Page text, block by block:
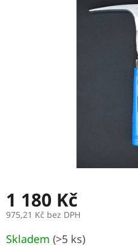
1 180 Kč
975,21 Kč bez DPH
cena:
Skladem (>5 ks)